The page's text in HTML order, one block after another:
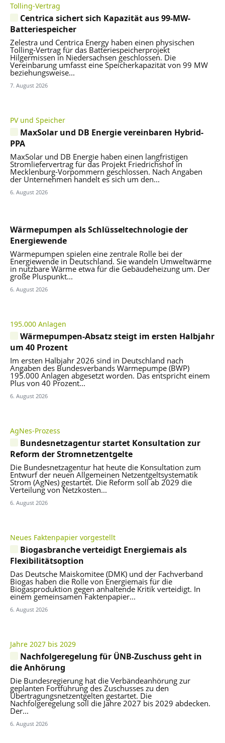
Tolling-Vertrag
Centrica sichert sich Kapazität aus 99-MW-
Batteriespeicher
Zelestra und Centrica Energy haben einen physischen
Tolling-Vertrag für das Batteriespeicherprojekt
Hilgermissen in Niedersachsen geschlossen. Die
Vereinbarung umfasst eine Speicherkapazität von 99 MW
beziehungsweise...
7. August 2026
PV und Speicher
MaxSolar und DB Energie vereinbaren Hybrid-
PPA
MaxSolar und DB Energie haben einen langfristigen
Stromliefervertrag für das Projekt Friedrichshof in
Mecklenburg-Vorpommern geschlossen. Nach Angaben
der Unternehmen handelt es sich um den...
6. August 2026
Wärmepumpen als Schlüsseltechnologie der
Energiewende
Wärmepumpen spielen eine zentrale Rolle bei der
Energiewende in Deutschland. Sie wandeln Umweltwärme
in nutzbare Wärme etwa für die Gebäudeheizung um. Der
große Pluspunkt...
6. August 2026
195.000 Anlagen
Wärmepumpen-Absatz steigt im ersten Halbjahr
um 40 Prozent
Im ersten Halbjahr 2026 sind in Deutschland nach
Angaben des Bundesverbands Wärmepumpe (BWP)
195.000 Anlagen abgesetzt worden. Das entspricht einem
Plus von 40 Prozent...
6. August 2026
AgNes-Prozess
Bundesnetzagentur startet Konsultation zur
Reform der Stromnetzentgelte
Die Bundesnetzagentur hat heute die Konsultation zum
Entwurf der neuen Allgemeinen Netzentgeltsystematik
Strom (AgNes) gestartet. Die Reform soll ab 2029 die
Verteilung von Netzkosten...
6. August 2026
Neues Faktenpapier vorgestellt
Biogasbranche verteidigt Energiemais als
Flexibilitätsoption
Das Deutsche Maiskomitee (DMK) und der Fachverband
Biogas haben die Rolle von Energiemais für die
Biogasproduktion gegen anhaltende Kritik verteidigt. In
einem gemeinsamen Faktenpapier...
6. August 2026
Jahre 2027 bis 2029
Nachfolgeregelung für ÜNB-Zuschuss geht in
die Anhörung
Die Bundesregierung hat die Verbändeanhörung zur
geplanten Fortführung des Zuschusses zu den
Übertragungsnetzentgelten gestartet. Die
Nachfolgeregelung soll die Jahre 2027 bis 2029 abdecken.
Der...
6. August 2026